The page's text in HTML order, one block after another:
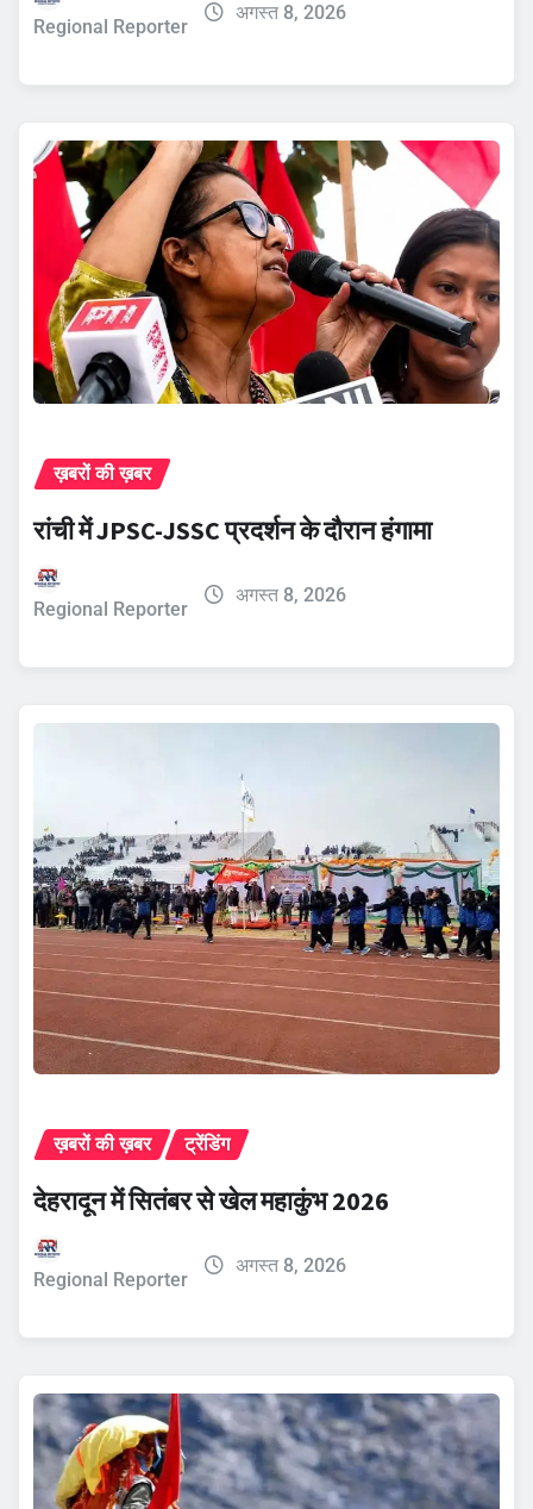
Regional Reporter
अगस्त 8, 2026
ख़बरों की ख़बर
रांची में JPSC-JSSC प्रदर्शन के दौरान हंगामा
Regional Reporter
अगस्त 8, 2026
ख़बरों की ख़बर ट्रेंडिंग
देहरादून में सितंबर से खेल महाकुंभ 2026
Regional Reporter
अगस्त 8, 2026